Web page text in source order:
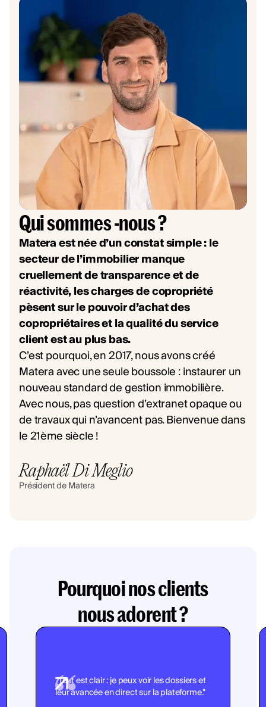
Qui sommes -nous ?
Matera est née d’un constat simple : le
secteur de l’immobilier manque
cruellement de transparence et de
réactivité, les charges de copropriété
pèsent sur le pouvoir d’achat des
copropriétaires et la qualité du service
client est au plus bas.
C’est pourquoi, en 2017, nous avons créé
Matera avec une seule boussole : instaurer un
nouveau standard de gestion immobilière.
Avec nous, pas question d’extranet opaque ou
de travaux qui n’avancent pas. Bienvenue dans
le 21ème siècle !
Raphaël Di Meglio
Président de Matera
Pourquoi nos clients
nous adorent ?
"Tout est clair : je peux voir les dossiers et
leur avancée en direct sur la plateforme."